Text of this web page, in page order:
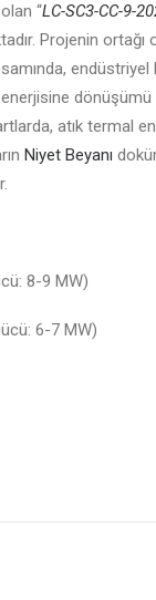
“LC-SC3-CC-9-
Projenin
endüstriyel
dönüşümü
atık termal
Niyet Beyanı
8-9 MW)
6-7 MW)